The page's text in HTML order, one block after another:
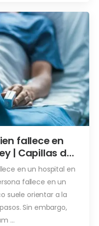
fallece en
| Capillas del
en un hospital en
fallece en un
suele orientar a la
Sin embargo,
...